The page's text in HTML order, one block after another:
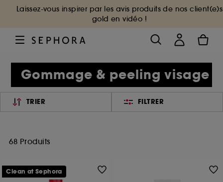
Laissez-vous inspirer par les avis produits de nos client(e)s
gold en vidéo !
Gommage & peeling visage
TRIER FILTRER
68 Produits
Clean at Sephora